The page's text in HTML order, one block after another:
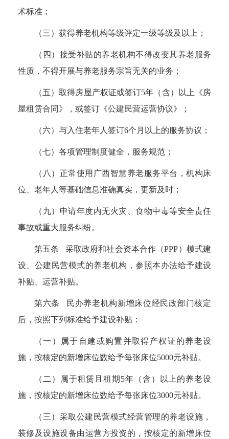
术标准；
（三）获得养老机构等级评定一级等级及以上；
（四）接受补贴的养老机构不得改变其养老服务
性质，不得开展与养老服务宗旨无关的业务；
（五）取得房屋产权证或签订5年（含）以上《房
屋租赁合同》，或签订《公建民营运营协议》；
（六）与入住老年人签订6个月以上的服务协议；
（七）各项管理制度健全，服务规范；
（八）正常使用广西智慧养老服务平台，机构床
位、老年人等基础信息准确真实，更新及时；
（九）申请年度内无火灾、食物中毒等安全责任
事故或重大服务纠纷。
第五条 采取政府和社会资本合作（PPP）模式建
设、公建民营模式的养老机构，参照本办法给予建设
补贴、运营补贴。
第六条 民办养老机构新增床位经民政部门核定
后，按照下列标准给予建设补贴：
（一）属于自建或购置并取得产权证的养老设
施，按核定的新增床位数给予每张床位5000元补贴。
（二）属于租赁且租期 5年（含）以上的养老设
施，按核定的新增床位数给予每张床位3000元补贴。
（三）采取公建民营模式经营管理的养老设施，
装修及设施设备由运营方投资的，按核定的新增床位